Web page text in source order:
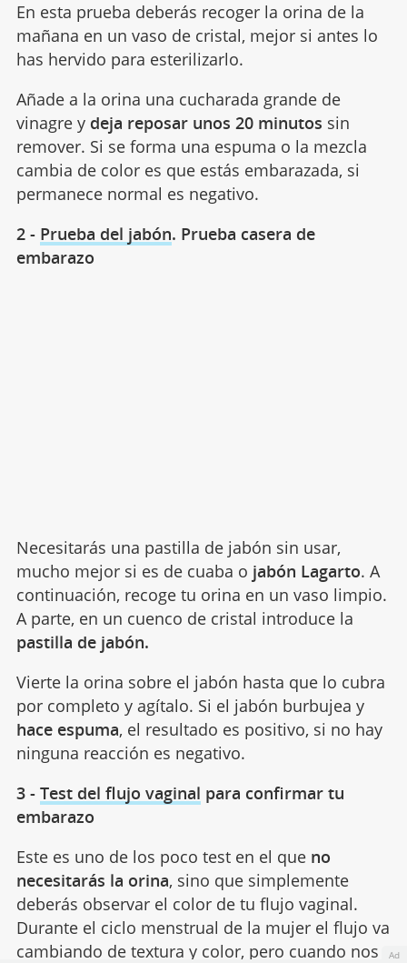
En esta prueba deberás recoger la orina de la
mañana en un vaso de cristal, mejor si antes lo
has hervido para esterilizarlo.
Añade a la orina una cucharada grande de
vinagre ydeja reposar unos 20 minutos sin
remover. Si se forma una espuma o la mezcla
cambia de color es que estás embarazada, si
permanece normal es negativo.
2 - Prueba del jabón. Prueba casera de
embarazo
Necesitarás una pastilla de jabón sin usar,
mucho mejor si es de cuaba o jabón Lagarto. A
continuación, recoge tu orina en un vaso limpio.
A parte, en un cuenco de cristal introduce la
pastilla de jabón.
Vierte la orina sobre el jabón hasta que lo cubra
por completo y agítalo. Si el jabón burbujea y
hace espuma, el resultado es positivo, si no hay
ninguna reacción es negativo.
3 - Test del flujo vaginal para confirmar tu
embarazo
Este es uno de los poco test en el que no
necesitarás la orina, sino que simplemente
deberás observar el color de tu flujo vaginal.
Durante el ciclo menstrual de la mujer el flujo va
cambiando de textura y color, pero cuando nos
Ad